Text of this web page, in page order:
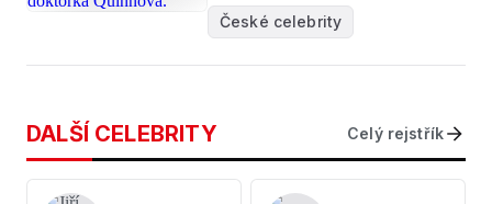
České celebrity
DALŠÍ CELEBRITY Celý rejstřík